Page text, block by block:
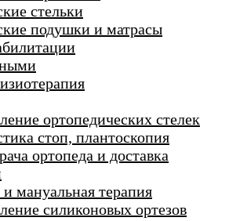
стельки
подушки и матрасы
ортопедических стелек
стоп, плантоскопия
ортопеда и доставка
мануальная терапия
силиконовых ортезов